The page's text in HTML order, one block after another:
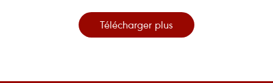
Télécharger plus